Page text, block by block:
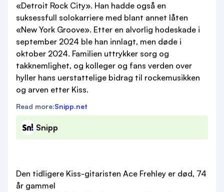
«Detroit Rock City». Han hadde også en
suksessfull solokarriere med blant annet låten
«New York Groove». Etter en alvorlig hodeskade i
september 2024 ble han innlagt, men døde i
oktober 2024. Familien uttrykker sorg og
takknemlighet, og kolleger og fans verden over
hyller hans uerstattelige bidrag til rockemusikken
og arven etter Kiss.
Read more:Snipp.net
Snipp
Den tidligere Kiss-gitaristen Ace Frehley er død, 74
år gammel